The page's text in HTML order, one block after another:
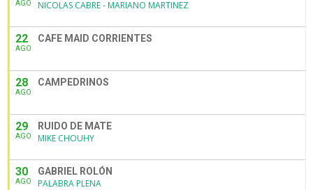
AGO NICOLAS CABRE - MARIANO MARTINEZ
22
AGO
CAFE MAID CORRIENTES
28
AGO
CAMPEDRINOS
29
AGO
RUIDO DE MATE
MIKE CHOUHY
30
AGO
GABRIEL ROLÓN
PALABRA PLENA